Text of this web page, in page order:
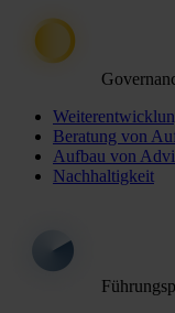
Beratung von
Aufbau von
Nachhaltigkeit